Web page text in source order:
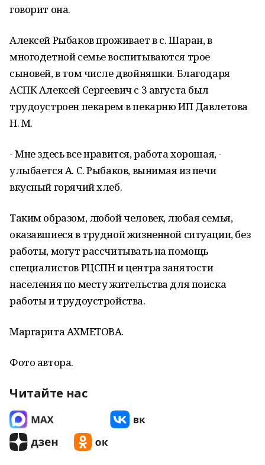
говорит она.
Алексей Рыбаков проживает в с. Шаран, в
многодетной семье воспитываются трое
сыновей, в том числе двойняшки. Благодаря
АСПК Алексей Сергеевич с 3 августа был
трудоустроен пекарем в пекарню ИП Давлетова
Н. М.
- Мне здесь все нравится, работа хорошая, -
улыбается А. С. Рыбаков, вынимая из печи
вкусный горячий хлеб.
Таким образом, любой человек, любая семья,
оказавшиеся в трудной жизненной ситуации, без
работы, могут рассчитывать на помощь
специалистов РЦСПН и центра занятости
населения по месту жительства для поиска
работы и трудоустройства.
Маргарита АХМЕТОВА.
Фото автора.
Читайте нас